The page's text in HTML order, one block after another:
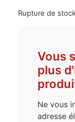
Rupture de
Vous
plus
Ne vous
adresse